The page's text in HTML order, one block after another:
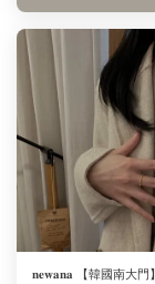
𝐧𝐞𝐰𝐚𝐧𝐚 【韓國南大門